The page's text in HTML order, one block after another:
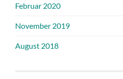
Februar 2020
November 2019
August 2018